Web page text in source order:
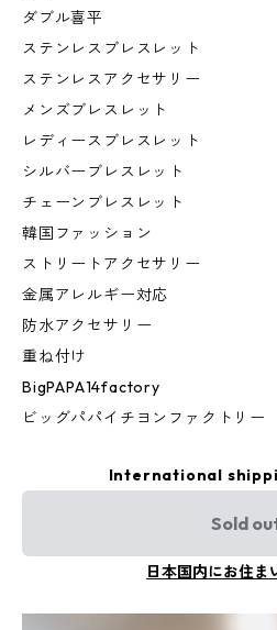
ダブル喜平
ステンレスブレスレット
ステンレスアクセサリー
メンズブレスレット
レディースブレスレット
シルバーブレスレット
チェーンブレスレット
韓国ファッション
ストリートアクセサリー
金属アレルギー対応
防水アクセサリー
重ね付け
BigPAPA14factory
ビッグパパイチヨンファクトリー
International
Sold
日本国内にお住ま